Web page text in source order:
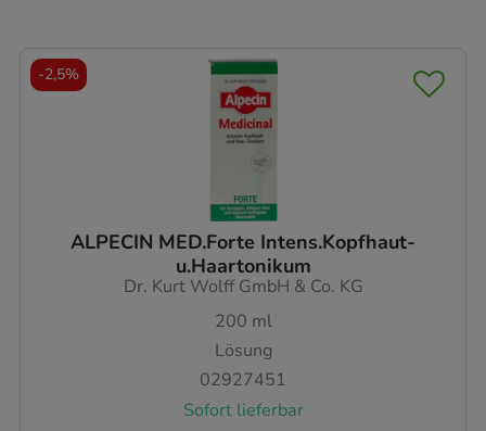
ALPECIN MED.Forte Intens.Kopfhaut-
u.Haartonikum
Dr. Kurt Wolff GmbH & Co. KG
200 ml
Lösung
02927451
Sofort lieferbar
-2,5%